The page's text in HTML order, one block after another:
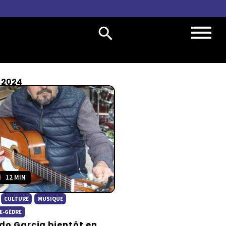
2024
12 MIN
CULTURE
MUSIQUE
GÈDRE